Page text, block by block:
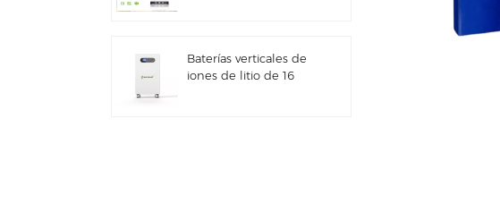
Baterías verticales de
iones de litio de 16